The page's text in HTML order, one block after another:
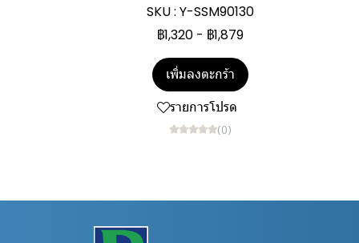
SKU : Y-SSM90130
฿1,320 - ฿1,879
เพิ่มลงตะกร้า
รายการโปรด
(0)